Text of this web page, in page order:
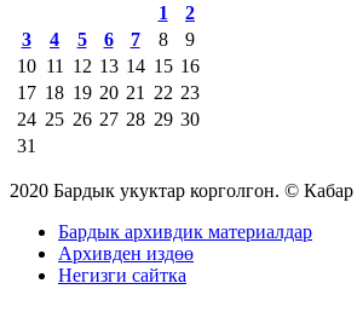
1
2
3
4 5 6 7 8
9
10 11 12 13 14 15 16
17 18 19 20 21 22 23
24 25 26 27 28 29 30
31
2020 Бардык укуктар корголгон. ©
Бардык архивдик материалдар
Архивден издөө
Негизги сайтка